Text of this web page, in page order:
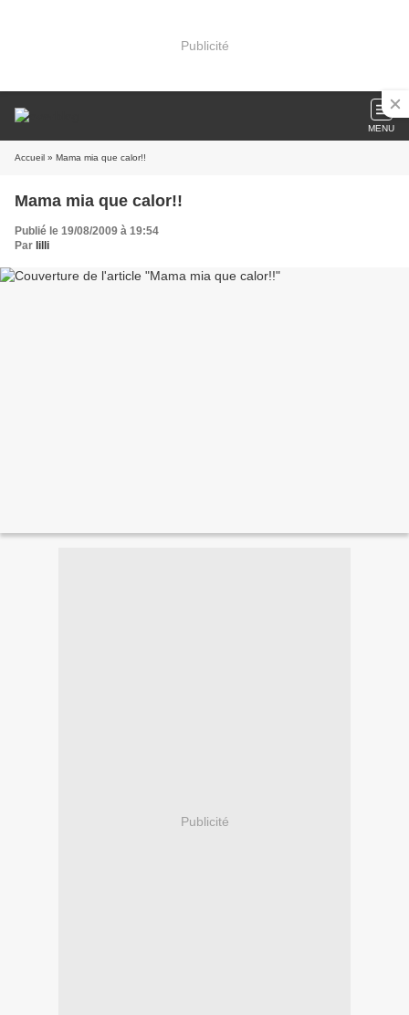
Publicité
MENU
Accueil » Mama mia que calor!!
Mama mia que calor!!
Publié le 19/08/2009 à 19:54
Par lilli
Publicité